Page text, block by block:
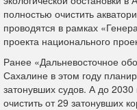
полностью очистить
проводятся в рамках
проекта национального
Ранее «Дальневосточное
Сахалине в этом году
затонувших судов. А до
очистить от 29 затонувших